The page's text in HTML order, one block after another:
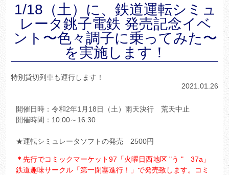
1/18（土）に、鉄道運転シミュ
レータ銚子電鉄 発売記念イベ
ント〜色々調子に乗ってみた〜
を実施します！
特別貸切列車も運行します！
2021.01.26
開催日時：令和2年1月18日（土）雨天決行 荒天中止
開催時間：10:00～16:30
★運転シミュレータソフトの発売 2500円
＊先行でコミックマーケット97「火曜日西地区 "う " 37a」
鉄道趣味サークル「第一閉塞進行！」で発売致します。コミ